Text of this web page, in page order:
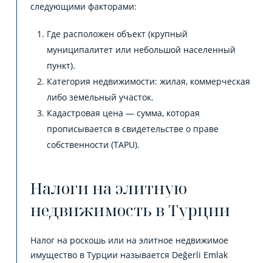
следующими факторами:
Где расположен объект (крупный
муниципалитет или небольшой населенный
пункт).
Категория недвижимости: жилая, коммерческая
либо земельный участок.
Кадастровая цена — сумма, которая
прописывается в свидетельстве о праве
собственности (TAPU).
Налоги на элитную
недвижимость в Турции
Налог на роскошь или на элитное недвижимое
имущество в Турции называется Değerli Emlak